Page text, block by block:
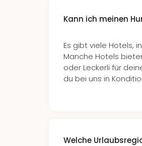
Kann ich meinen
Es gibt viele Hotels,
Manche Hotels
oder Leckerli für
du bei uns in
Welche